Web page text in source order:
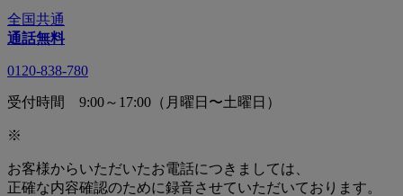
全国共通
通話無料
0120-838-780
受付時間 9:00～17:00（月曜日〜土曜日）
※
お客様からいただいたお電話につきましては、
正確な内容確認のために録音させていただいております。